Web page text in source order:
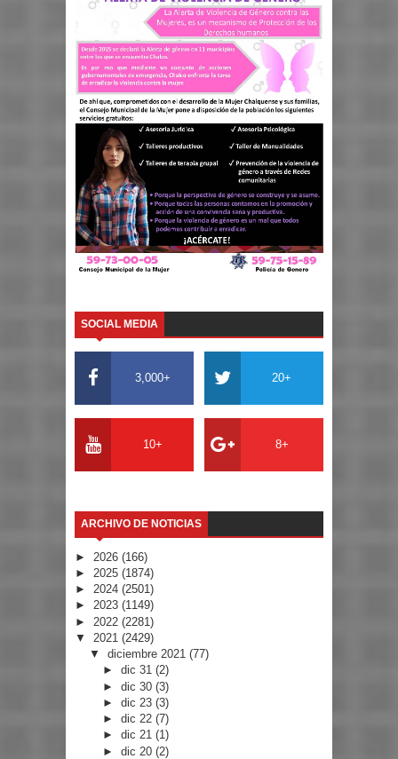
SOCIAL MEDIA
3,000+ 20+
10+ 8+
ARCHIVO DE NOTICIAS
► 2026 (166)
► 2025 (1874)
► 2024 (2501)
► 2023 (1149)
► 2022 (2281)
▼ 2021 (2429)
▼ diciembre 2021 (77)
►dic 31(2)
►dic 30(3)
►dic 23(3)
►dic 22(7)
►dic 21(1)
►dic 20(2)